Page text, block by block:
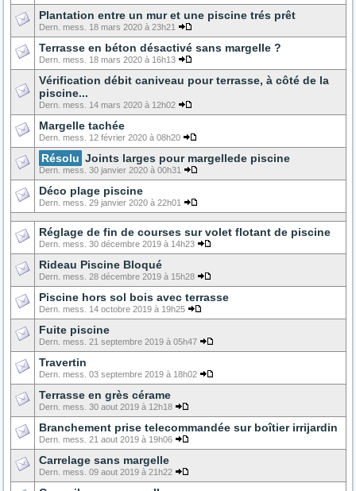
Plantation entre un mur et une piscine trés prêt
Dern. mess. 18 mars 2020 à 23h21
Terrasse en béton désactivé sans margelle ?
Dern. mess. 18 mars 2020 à 16h13
Vérification débit caniveau pour terrasse, à côté de la
piscine...
Dern. mess. 14 mars 2020 à 12h02
Margelle tachée
Dern. mess. 12 février 2020 à 08h20
Résolu Joints larges pour margellede piscine
Dern. mess. 30 janvier 2020 à 00h31
Déco plage piscine
Dern. mess. 29 janvier 2020 à 22h01
Réglage de fin de courses sur volet flotant de piscine
Dern. mess. 30 décembre 2019 à 14h23
Rideau Piscine Bloqué
Dern. mess. 28 décembre 2019 à 15h28
Piscine hors sol bois avec terrasse
Dern. mess. 14 octobre 2019 à 19h25
Fuite piscine
Dern. mess. 21 septembre 2019 à 05h47
Travertin
Dern. mess. 03 septembre 2019 à 18h02
Terrasse en grès cérame
Dern. mess. 30 aout 2019 à 12h18
Branchement prise telecommandée sur boîtier irrijardin
Dern. mess. 21 aout 2019 à 19h06
Carrelage sans margelle
Dern. mess. 09 aout 2019 à 21h22